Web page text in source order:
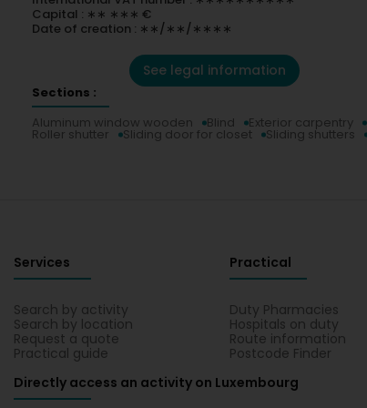
Capital : ∗∗ ∗∗∗ €
Date of creation : ∗∗/∗∗/∗∗∗∗
See legal information
Sections :
Aluminum window wooden
Blind Exterior carpentry
Roller shutter Sliding door for closet Sliding shutters
Services
Search by activity
Search by location
Request a quote
Practical guide
Practical
Duty Pharmacies
Hospitals on duty
Route information
Postcode Finder
Directly access an activity on Luxembourg